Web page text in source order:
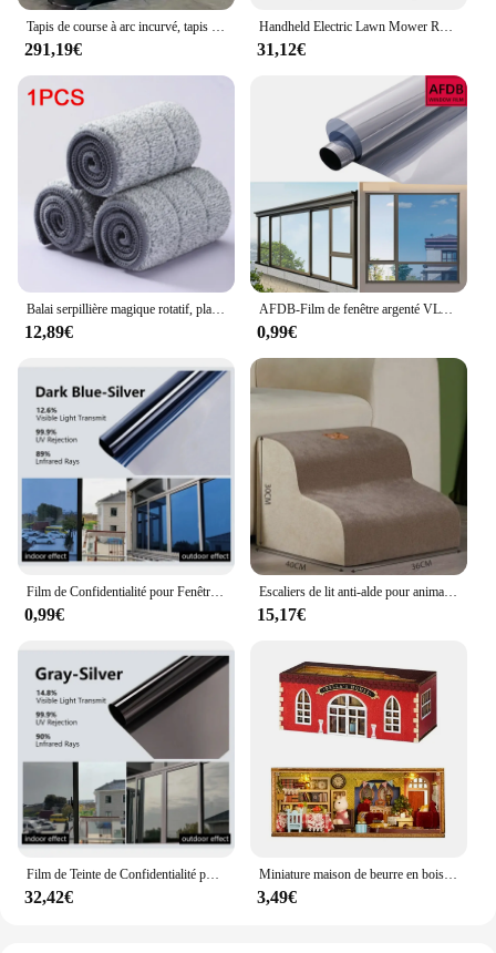
Tapis de course à arc incurvé, tapis de course sans puissance, silencieux, maison de studio d'éducation privée, salle de sport commerciale
291,19€
Handheld Electric Lawn Mower Rechargeable Adjustable Foldable Garden Brush Cutter Household Power Tool For Makita 18V Battery
31,12€
Balai serpillière magique rotatif, plat E27, pour laver les sols, livres, maison, nettoyage facile
12,89€
AFDB-Film de fenêtre argenté VLT, film de moulage miroir, feuille de verre, autocollant de maison, contrôle de la chaleur, teinte de fenêtre arina, UV, vert, rouleau l'horloge, 35%
0,99€
Film de Confidentialité pour Fenêtre de Maison, Autocollants Miroir Anti-Regard, Feuille de Verre Unidirectionnelle, Outil d'Écran de Teinte en Vinyle pour Fenêtre de Voiture
0,99€
Escaliers de lit anti-alde pour animaux de compagnie, maison pour chien, 2/3 marches, rampe pour petit chien, échelle pour chat, fournitures pour animaux de compagnie
15,17€
Film de Teinte de Confidentialité pour Fenêtre, Feuille de Miroir en Vinyle à Sens Unique, Autocollants d'Écran en Verre Non Adhésifs, Rouleaux Anti-UV, Outils de Protection de la Maison
32,42€
Miniature maison de beurre en bois, kit de construction de maquettes à assembler soi-même, puzzle 3D, cadeau d'anniversaire
3,49€